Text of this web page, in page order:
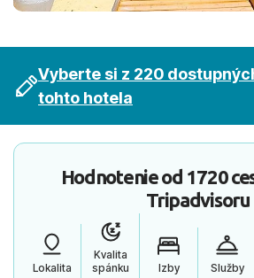
Vyberte si z 220
tohto hotela
Hodnotenie od 1720
Tripadvisoru
Lokalita
Kvalita
spánku
Izby Služby